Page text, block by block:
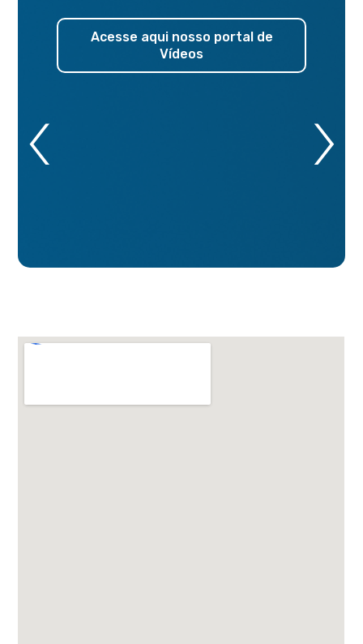
Acesse aqui nosso portal de
Vídeos
‹ ›